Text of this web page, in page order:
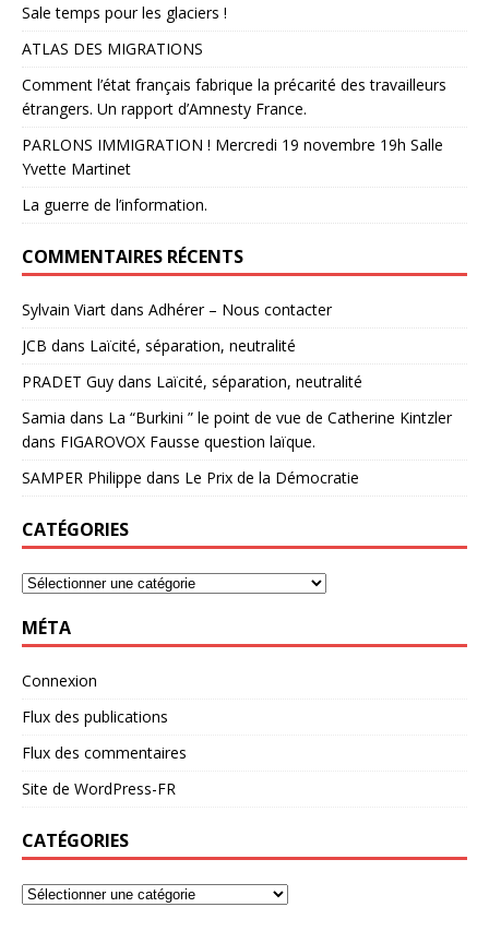
Sale temps pour les glaciers !
ATLAS DES MIGRATIONS
Comment l’état français fabrique la précarité des travailleurs
étrangers. Un rapport d’Amnesty France.
PARLONS IMMIGRATION ! Mercredi 19 novembre 19h Salle
Yvette Martinet
La guerre de l’information.
COMMENTAIRES RÉCENTS
Sylvain Viart dans Adhérer – Nous contacter
JCB dans Laïcité, séparation, neutralité
PRADET Guy dans Laïcité, séparation, neutralité
Samia dans La “Burkini ” le point de vue de Catherine Kintzler
dans FIGAROVOX Fausse question laïque.
SAMPER Philippe dans Le Prix de la Démocratie
CATÉGORIES
MÉTA
Connexion
Flux des publications
Flux des commentaires
Site de WordPress-FR
CATÉGORIES